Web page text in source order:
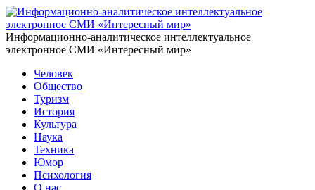
Информационно-аналитическое интеллектуальное
электронное СМИ «Интересный мир»
Человек
Общество
Туризм
История
Культура
Наука
Техника
Юмор
Психология
О нас